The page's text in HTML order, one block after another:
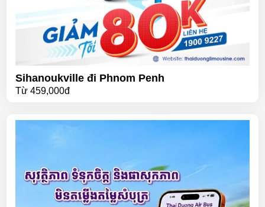
Sihanoukville đi Phnom Penh
Từ 459,000đ